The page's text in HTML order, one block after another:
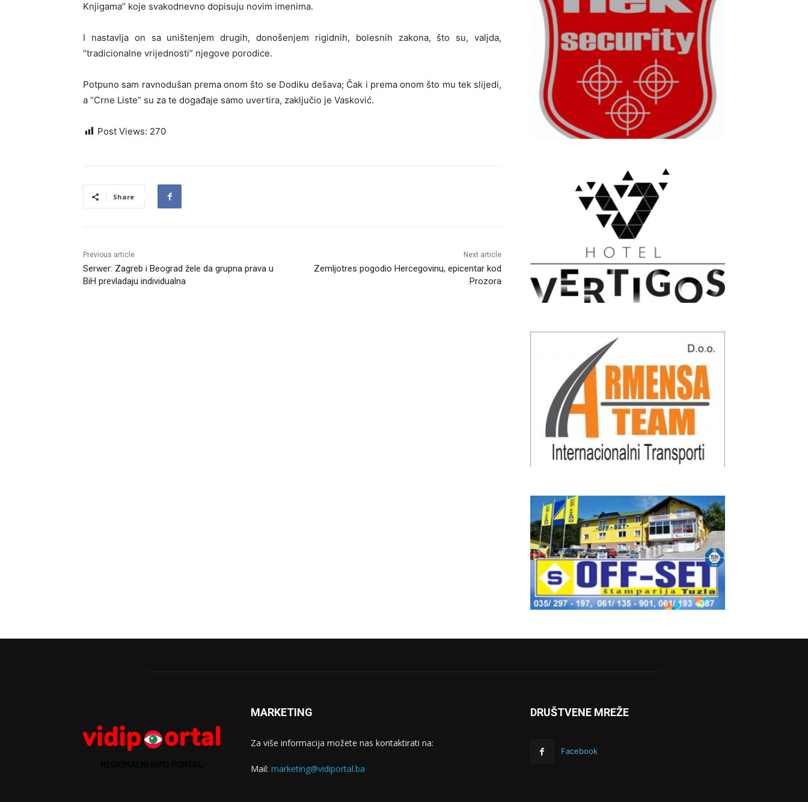
Knjigama” koje svakodnevno dopisuju novim imenima.
I nastavlja on sa uništenjem drugih, donošenjem rigidnih, bolesnih zakona, što su, valjda,
“tradicionalne vrijednosti” njegove porodice.
Potpuno sam ravnodušan prema onom što se Dodiku dešava; Čak i prema onom što mu tek slijedi,
a “Crne Liste” su za te događaje samo uvertira, zaključio je Vasković.
Post Views: 270
Share
Previous article
Serwer: Zagreb i Beograd žele da grupna prava u
BiH prevladaju individualna
Next article
Zemljotres pogodio Hercegovinu, epicentar kod
Prozora
MARKETING
Za više informacija možete nas kontaktirati na:
Mail: marketing@vidiportal.ba
DRUŠTVENE MREŽE
Facebook